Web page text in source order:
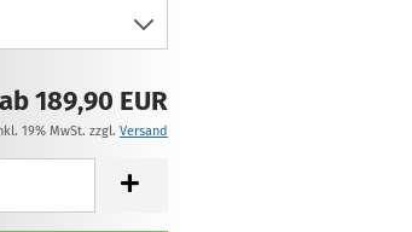
ab 189,90 EUR
19% MwSt. zzgl. Versand